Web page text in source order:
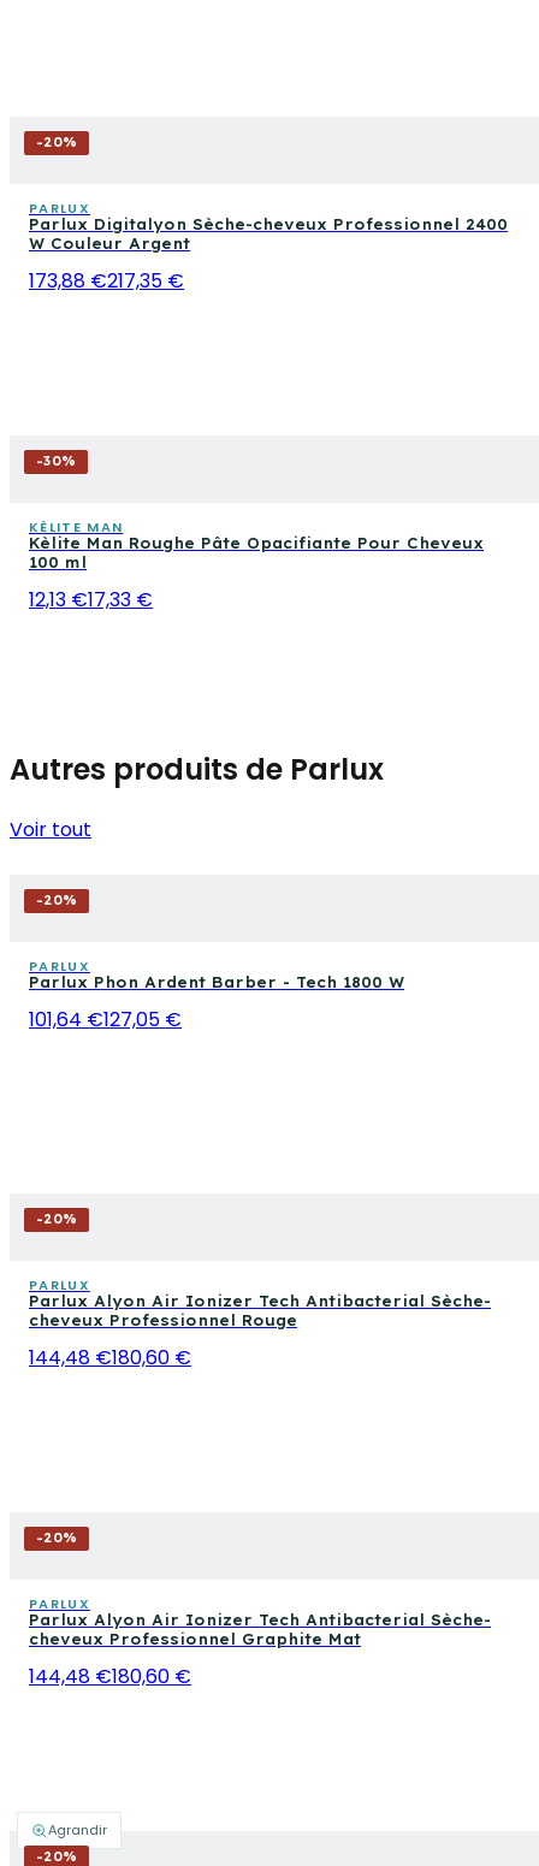
Agrandir
-20%
PARLUX
Parlux Digitalyon Sèche-cheveux Professionnel 2400
W Couleur Argent
173,88 €217,35 €
-30%
KÈLITE MAN
Kèlite Man Roughe Pâte Opacifiante Pour Cheveux
100 ml
12,13 €17,33 €
Autres produits de Parlux
Voir tout
-20%
PARLUX
Parlux Phon Ardent Barber - Tech 1800 W
101,64 €127,05 €
-20%
PARLUX
Parlux Alyon Air Ionizer Tech Antibacterial Sèche-
cheveux Professionnel Rouge
144,48 €180,60 €
-20%
PARLUX
Parlux Alyon Air Ionizer Tech Antibacterial Sèche-
cheveux Professionnel Graphite Mat
144,48 €180,60 €
-20%